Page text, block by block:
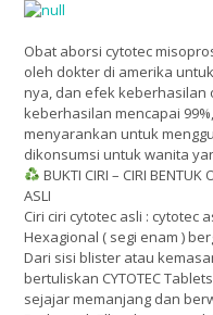
Obat aborsi cytotec
oleh dokter di amerika
nya, dan efek keberhasilan
keberhasilan mencapai
menyarankan untuk
dikonsumsi untuk wanita
BUKTI CIRI – CIRI BENTUK
ASLI
Ciri ciri cytotec asli :
Hexagional ( segi enam )
Dari sisi blister atau
bertuliskan CYTOTEC
sejajar memanjang dan